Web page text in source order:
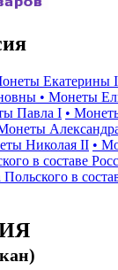
Екатерины I
• Монеты
Павла I •
Николая II •
в составе
в